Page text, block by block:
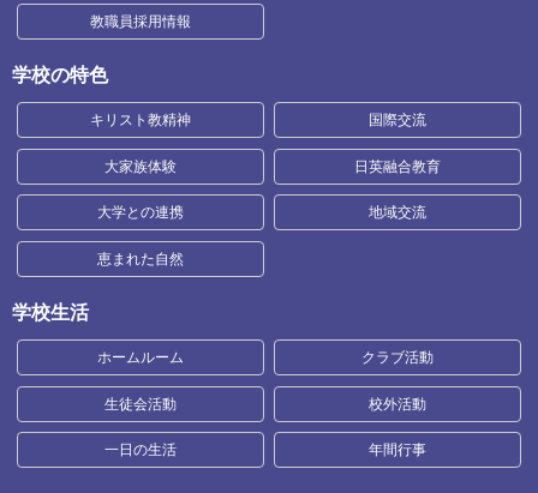
教職員採用情報
学校の特色
キリスト教精神 国際交流
大家族体験 日英融合教育
大学との連携 地域交流
恵まれた自然
学校生活
ホームルーム クラブ活動
生徒会活動 校外活動
一日の生活 年間行事